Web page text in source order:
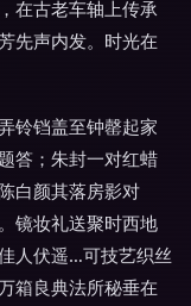
在古老车轴上传承
先声内发。时光在
铃铛盖至钟罄起家
答；朱封一对红蜡
白颜其落房影对
镜妆礼送聚时西地
人伏遥…可技艺织丝
箱良典法所秘垂在